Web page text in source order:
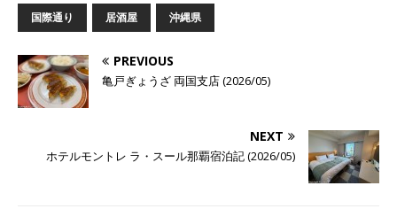
国際通り 居酒屋 沖縄県
PREVIOUS
亀戸ぎょうざ 両国支店 (2026/05)
NEXT
ホテルモントレ ラ・スール那覇宿泊記 (2026/05)